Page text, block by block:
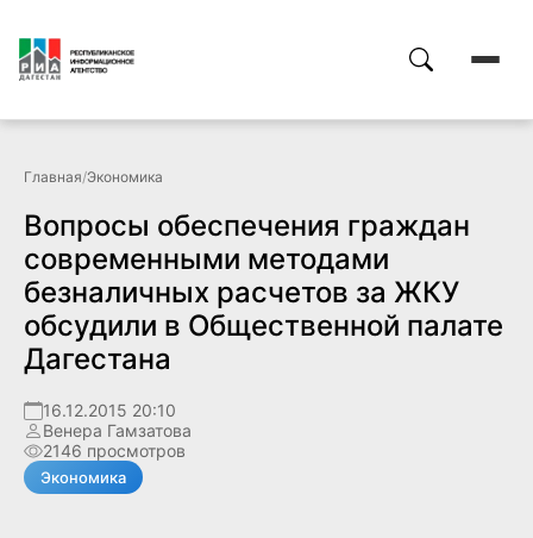
Главная/Экономика
Вопросы обеспечения граждан
современными методами
безналичных расчетов за ЖКУ
обсудили в Общественной палате
Дагестана
16.12.2015 20:10
Венера Гамзатова
2146 просмотров
Экономика